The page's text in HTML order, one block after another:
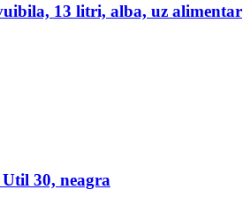
13 litri, alba, uz alimentar
30, neagra